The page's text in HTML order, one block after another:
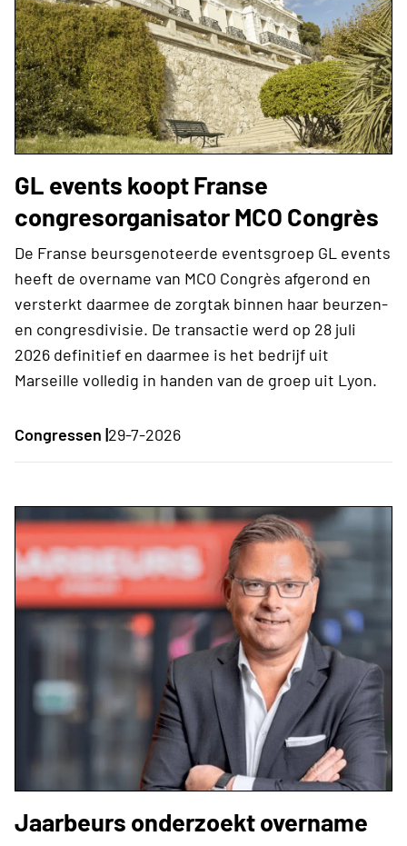
GL events koopt Franse
congresorganisator MCO Congrès
De Franse beursgenoteerde eventsgroep GL events
heeft de overname van MCO Congrès afgerond en
versterkt daarmee de zorgtak binnen haar beurzen-
en congresdivisie. De transactie werd op 28 juli
2026 definitief en daarmee is het bedrijf uit
Marseille volledig in handen van de groep uit Lyon.
Congressen |29-7-2026
Jaarbeurs onderzoekt overname